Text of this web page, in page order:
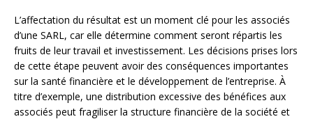
L’affectation du résultat est un moment clé pour les associés
d’une SARL, car elle détermine comment seront répartis les
fruits de leur travail et investissement. Les décisions prises lors
de cette étape peuvent avoir des conséquences importantes
sur la santé financière et le développement de l’entreprise. À
titre d’exemple, une distribution excessive des bénéfices aux
associés peut fragiliser la structure financière de la société et